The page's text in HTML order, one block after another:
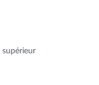
supérieur